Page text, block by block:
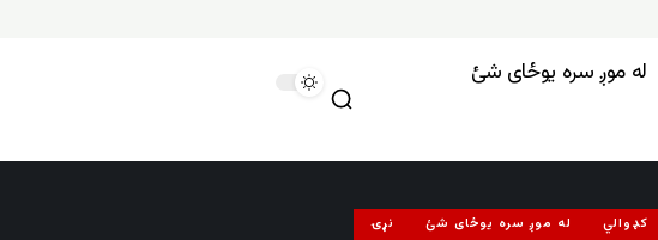
له موږ سره یوځای شئ
کډوالي له موږ سره یوځای شئ نړۍ